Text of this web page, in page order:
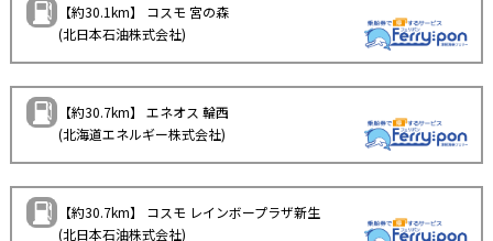
【約30.1km】 コスモ 宮の森
(北日本石油株式会社)
【約30.7km】 エネオス 輪西
(北海道エネルギー株式会社)
【約30.7km】 コスモ レインボープラザ新生
(北日本石油株式会社)